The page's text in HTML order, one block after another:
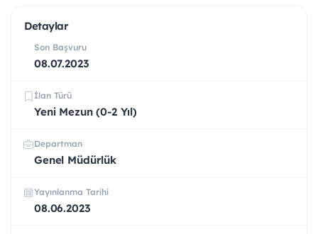
Detaylar
Son Başvuru
08.07.2023
İlan Türü
Yeni Mezun (0-2 Yıl)
Departman
Genel Müdürlük
Yayınlanma Tarihi
08.06.2023